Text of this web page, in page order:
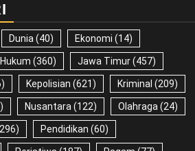
Dunia (40) Ekonomi (14)
Hukum (360) Jawa Timur(457)
Kepolisian (621) Kriminal (209)
Nusantara (122) Olahraga (24)
Pendidikan (60)